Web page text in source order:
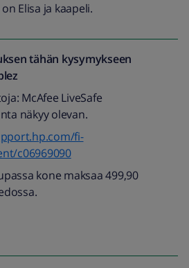
Elisa ja kaapeli.
tähän kysymykseen
McAfee LiveSafe
näkyy olevan.
fi-
c06969090
kone maksaa 499,90